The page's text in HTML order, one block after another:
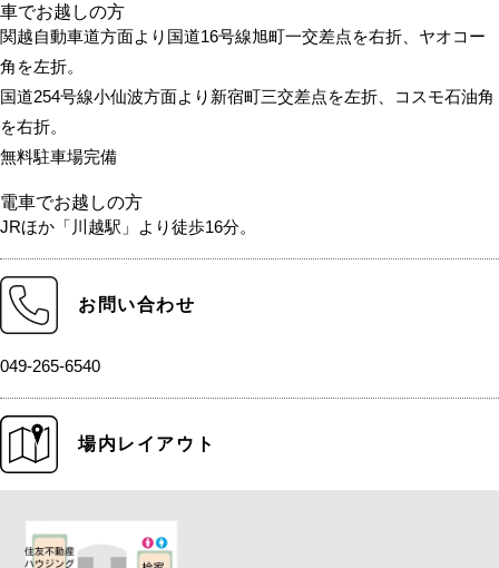
車でお越しの方
関越自動車道方面より国道16号線旭町一交差点を右折、ヤオコー
角を左折。
国道254号線小仙波方面より新宿町三交差点を左折、コスモ石油角
を右折。
無料駐車場完備
電車でお越しの方
JRほか「川越駅」より徒歩16分。
お問い合わせ
049-265-6540
場内レイアウト